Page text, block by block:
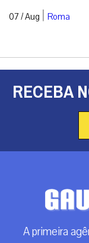
07 / Aug | Roma
RECEBA
A primeira